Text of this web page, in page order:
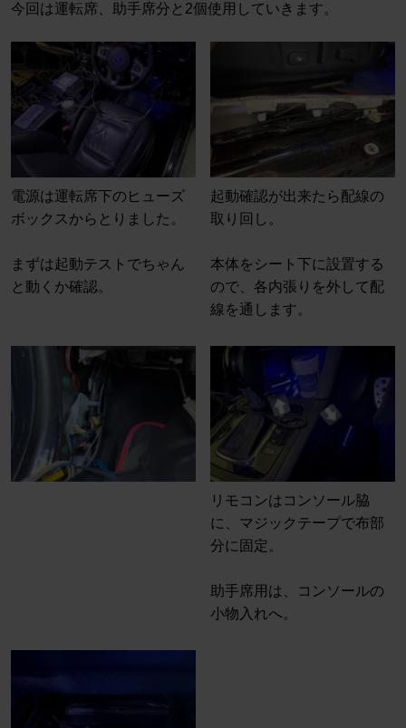
今回は運転席、助手席分と2個使用していきます。
電源は運転席下のヒューズ
ボックスからとりました。
まずは起動テストでちゃん
と動くか確認。
起動確認が出来たら配線の
取り回し。
本体をシート下に設置する
ので、各内張りを外して配
線を通します。
リモコンはコンソール脇
に、マジックテープで布部
分に固定。
助手席用は、コンソールの
小物入れへ。